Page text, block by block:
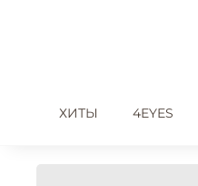
ХИТЫ 4EYES